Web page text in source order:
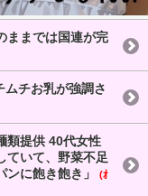
ままでは国連が完
ムチお乳が強調さ
類提供 40代女性
ていて、野菜不足
に飽き飽き」
(ｵ